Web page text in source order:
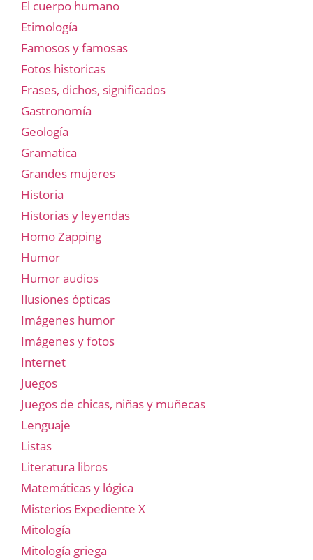
El cuerpo humano
Etimología
Famosos y famosas
Fotos historicas
Frases, dichos, significados
Gastronomía
Geología
Gramatica
Grandes mujeres
Historia
Historias y leyendas
Homo Zapping
Humor
Humor audios
Ilusiones ópticas
Imágenes humor
Imágenes y fotos
Internet
Juegos
Juegos de chicas, niñas y muñecas
Lenguaje
Listas
Literatura libros
Matemáticas y lógica
Misterios Expediente X
Mitología
Mitología griega